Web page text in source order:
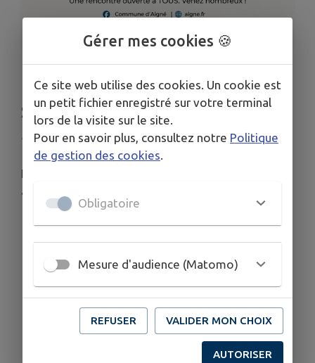
1/1
RENCONTRE CITOYENNE LE
SAMEDI 11 JUILLET
Publié le mardi 07 juillet 2026 - Aigné
Nouvelle rencontre citoyenne ce samedi 11 juillet
à 10h30
Gérer mes cookies 🍪
Ce site web utilise des cookies. Un cookie est
un petit fichier enregistré sur votre terminal
lors de la visite sur le site.
Pour en savoir plus, consultez notre Politique
de gestion des cookies
Obligatoire
Mesure d'audience (Matomo)
REFUSER VALIDER MON CHOIX
AUTORISER